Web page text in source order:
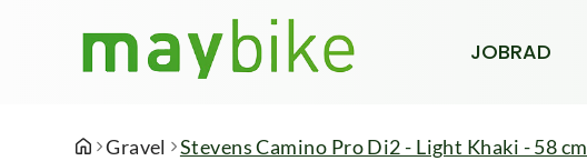
JOBRAD
Gravel Stevens Camino Pro Di2 - Light Khaki - 58 cm